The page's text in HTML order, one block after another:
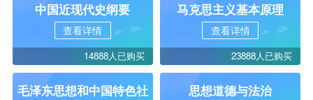
中国近现代史纲要
查看详情
14888人已购买
马克思主义基本原理
查看详情
23888人已购买
毛泽东思想和中国特色社
思想道德与法治